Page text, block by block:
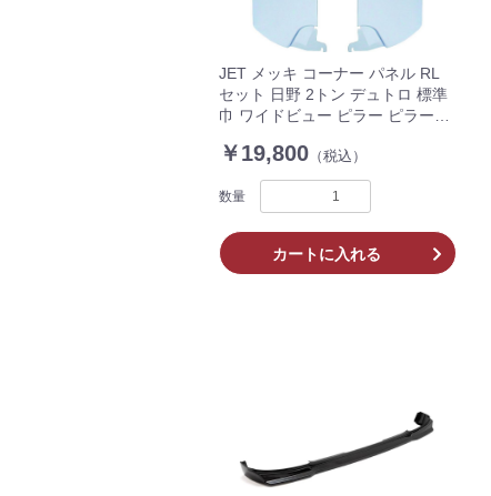
JET メッキ コーナー パネル RL
セット 日野 2トン デュトロ 標準
巾 ワイドビュー ピラー ピラーレ
￥19,800 （税込）
数量
カートに入れる